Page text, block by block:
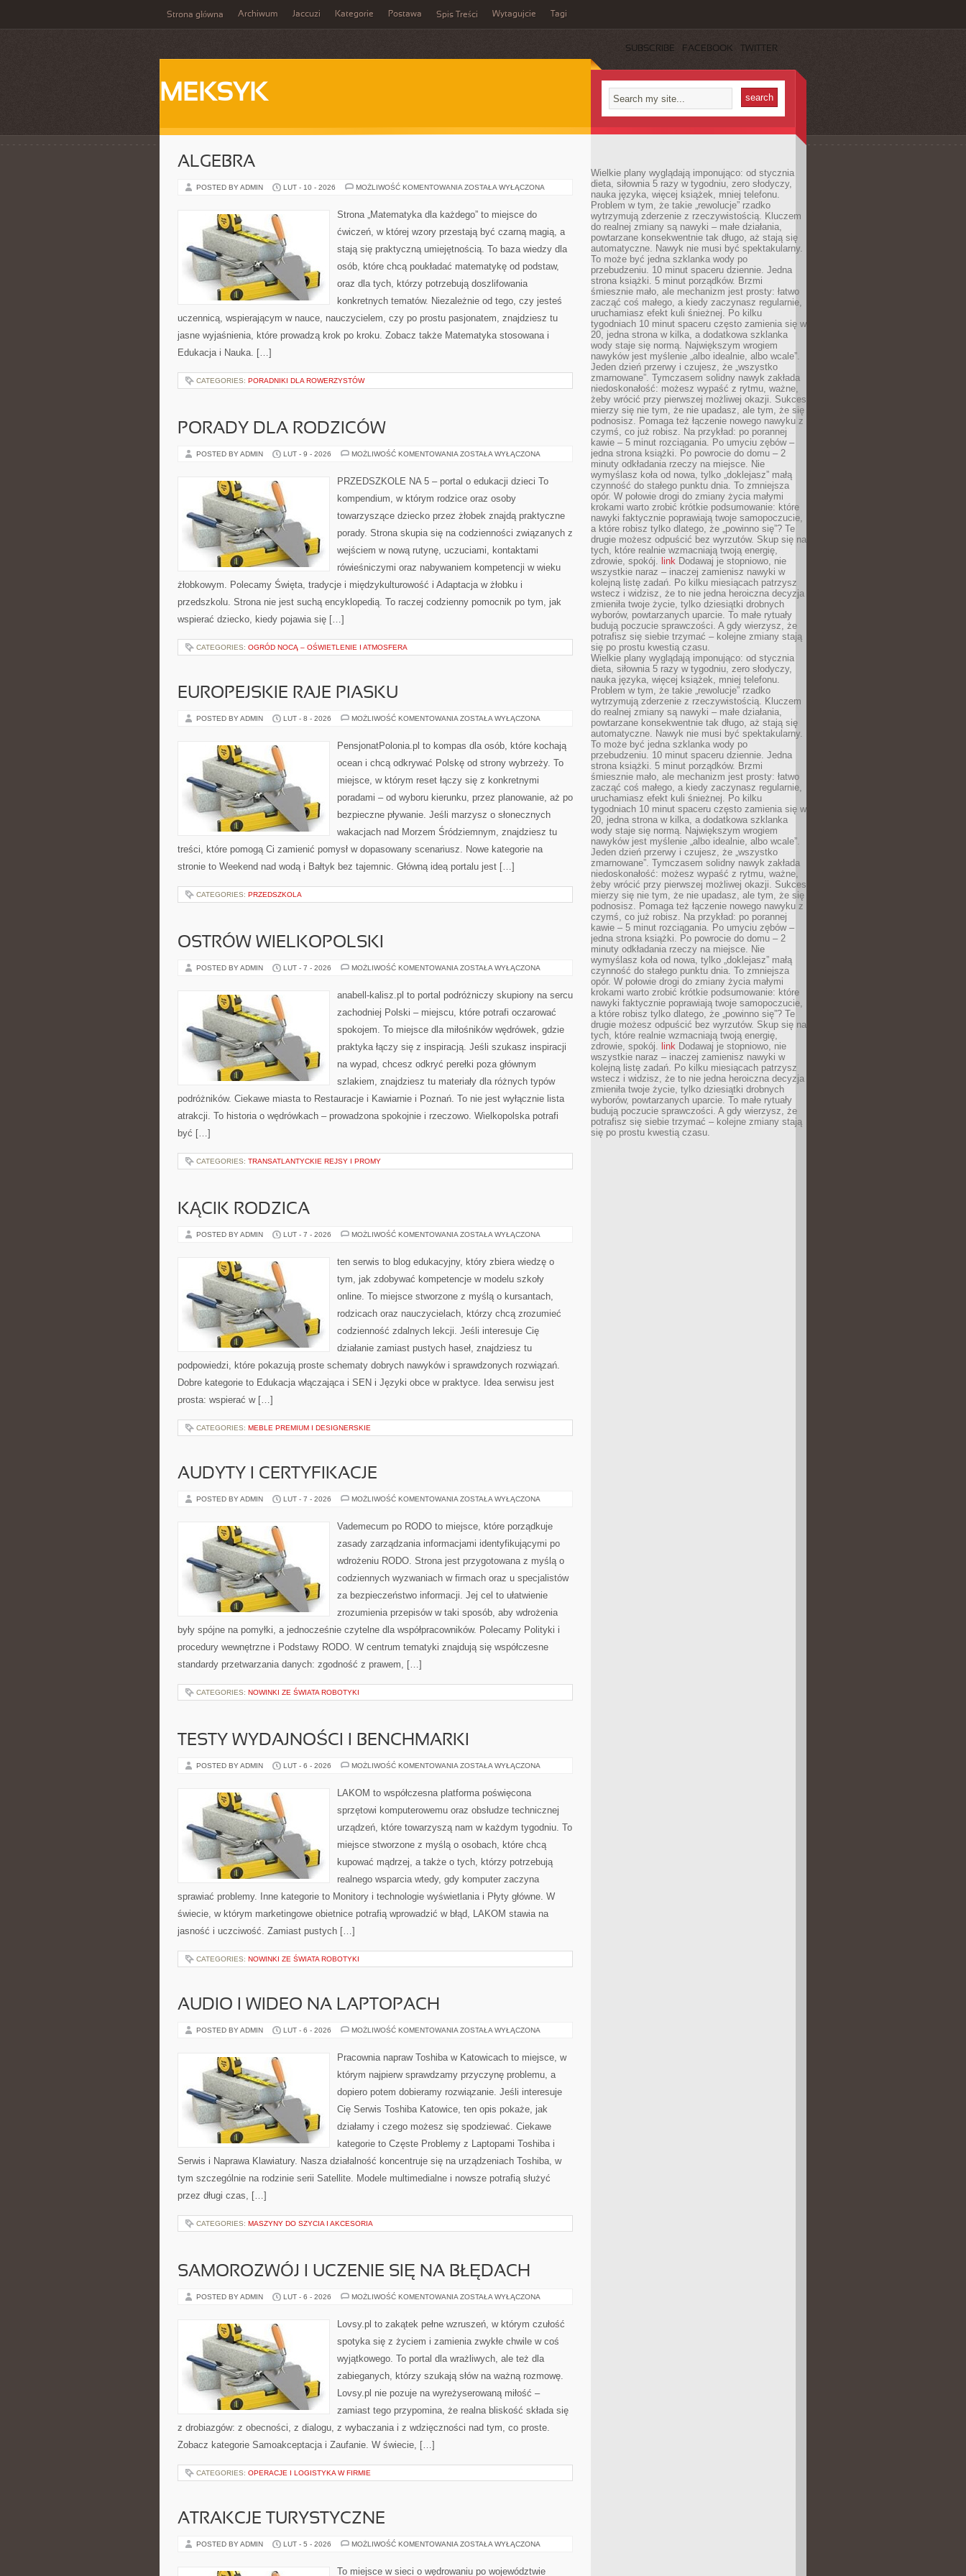
Strona główna Archiwum Jaccuzi Kategorie Postawa Spis Treści Wytagujcie Tagi
SUBSCRIBE FACEBOOK TWITTER
MEKSYK
ALGEBRA
POSTED BY ADMIN LUT - 10 - 2026 MOŻLIWOŚĆ KOMENTOWANIA ALGEBRA
ZOSTAŁA WYŁĄCZONA
Strona „Matematyka dla każdego” to miejsce do
ćwiczeń, w której wzory przestają być czarną magią, a
stają się praktyczną umiejętnością. To baza wiedzy dla
osób, które chcą poukładać matematykę od podstaw,
oraz dla tych, którzy potrzebują doszlifowania
konkretnych tematów. Niezależnie od tego, czy jesteś
uczennicą, wspierającym w nauce, nauczycielem, czy po prostu pasjonatem, znajdziesz tu
jasne wyjaśnienia, które prowadzą krok po kroku. Zobacz także Matematyka stosowana i
Edukacja i Nauka. […]
CATEGORIES: PORADNIKI DLA ROWERZYSTÓW
PORADY DLA RODZICÓW
POSTED BY ADMIN LUT - 9 - 2026 MOŻLIWOŚĆ KOMENTOWANIA PORADY
ZOSTAŁA WYŁĄCZONA
PRZEDSZKOLE NA 5 – portal o edukacji dzieci To
kompendium, w którym rodzice oraz osoby
towarzyszące dziecko przez żłobek znajdą praktyczne
porady. Strona skupia się na codzienności związanych z
wejściem w nową rutynę, uczuciami, kontaktami
rówieśniczymi oraz nabywaniem kompetencji w wieku
żłobkowym. Polecamy Święta, tradycje i międzykulturowość i Adaptacja w żłobku i
przedszkolu. Strona nie jest suchą encyklopedią. To raczej codzienny pomocnik po tym, jak
wspierać dziecko, kiedy pojawia się […]
CATEGORIES: OGRÓD NOCĄ – OŚWIETLENIE I ATMOSFERA
EUROPEJSKIE RAJE PIASKU
POSTED BY ADMIN LUT - 8 - 2026 MOŻLIWOŚĆ KOMENTOWANIA EUROPEJSKIE
ZOSTAŁA WYŁĄCZONA
PensjonatPolonia.pl to kompas dla osób, które kochają
ocean i chcą odkrywać Polskę od strony wybrzeży. To
miejsce, w którym reset łączy się z konkretnymi
poradami – od wyboru kierunku, przez planowanie, aż po
bezpieczne pływanie. Jeśli marzysz o słonecznych
wakacjach nad Morzem Śródziemnym, znajdziesz tu
treści, które pomogą Ci zamienić pomysł w dopasowany scenariusz. Nowe kategorie na
stronie to Weekend nad wodą i Bałtyk bez tajemnic. Główną ideą portalu jest […]
CATEGORIES: PRZEDSZKOLA
OSTRÓW WIELKOPOLSKI
POSTED BY ADMIN LUT - 7 - 2026 MOŻLIWOŚĆ KOMENTOWANIA OSTRÓW
ZOSTAŁA WYŁĄCZONA
anabell-kalisz.pl to portal podróżniczy skupiony na sercu
zachodniej Polski – miejscu, które potrafi oczarować
spokojem. To miejsce dla miłośników wędrówek, gdzie
praktyka łączy się z inspiracją. Jeśli szukasz inspiracji
na wypad, chcesz odkryć perełki poza głównym
szlakiem, znajdziesz tu materiały dla różnych typów
podróżników. Ciekawe miasta to Restauracje i Kawiarnie i Poznań. To nie jest wyłącznie lista
atrakcji. To historia o wędrówkach – prowadzona spokojnie i rzeczowo. Wielkopolska potrafi
być […]
CATEGORIES: TRANSATLANTYCKIE REJSY I PROMY
KĄCIK RODZICA
POSTED BY ADMIN LUT - 7 - 2026 MOŻLIWOŚĆ KOMENTOWANIA KĄCIK
ZOSTAŁA WYŁĄCZONA
ten serwis to blog edukacyjny, który zbiera wiedzę o
tym, jak zdobywać kompetencje w modelu szkoły
online. To miejsce stworzone z myślą o kursantach,
rodzicach oraz nauczycielach, którzy chcą zrozumieć
codzienność zdalnych lekcji. Jeśli interesuje Cię
działanie zamiast pustych haseł, znajdziesz tu
podpowiedzi, które pokazują proste schematy dobrych nawyków i sprawdzonych rozwiązań.
Dobre kategorie to Edukacja włączająca i SEN i Języki obce w praktyce. Idea serwisu jest
prosta: wspierać w […]
CATEGORIES: MEBLE PREMIUM I DESIGNERSKIE
AUDYTY I CERTYFIKACJE
POSTED BY ADMIN LUT - 7 - 2026 MOŻLIWOŚĆ KOMENTOWANIA AUDYTY
ZOSTAŁA WYŁĄCZONA
Vademecum po RODO to miejsce, które porządkuje
zasady zarządzania informacjami identyfikującymi po
wdrożeniu RODO. Strona jest przygotowana z myślą o
codziennych wyzwaniach w firmach oraz u specjalistów
za bezpieczeństwo informacji. Jej cel to ułatwienie
zrozumienia przepisów w taki sposób, aby wdrożenia
były spójne na pomyłki, a jednocześnie czytelne dla współpracowników. Polecamy Polityki i
procedury wewnętrzne i Podstawy RODO. W centrum tematyki znajdują się współczesne
standardy przetwarzania danych: zgodność z prawem, […]
CATEGORIES: NOWINKI ZE ŚWIATA ROBOTYKI
TESTY WYDAJNOŚCI I BENCHMARKI
POSTED BY ADMIN LUT - 6 - 2026 MOŻLIWOŚĆ KOMENTOWANIA TESTY
BENCHMARKI
ZOSTAŁA WYŁĄCZONA
LAKOM to współczesna platforma poświęcona
sprzętowi komputerowemu oraz obsłudze technicznej
urządzeń, które towarzyszą nam w każdym tygodniu. To
miejsce stworzone z myślą o osobach, które chcą
kupować mądrzej, a także o tych, którzy potrzebują
realnego wsparcia wtedy, gdy komputer zaczyna
sprawiać problemy. Inne kategorie to Monitory i technologie wyświetlania i Płyty główne. W
świecie, w którym marketingowe obietnice potrafią wprowadzić w błąd, LAKOM stawia na
jasność i uczciwość. Zamiast pustych […]
CATEGORIES: NOWINKI ZE ŚWIATA ROBOTYKI
AUDIO I WIDEO NA LAPTOPACH
POSTED BY ADMIN LUT - 6 - 2026 MOŻLIWOŚĆ KOMENTOWANIA AUDIO
NA
LAPTOPACH
ZOSTAŁA WYŁĄCZONA
Pracownia napraw Toshiba w Katowicach to miejsce, w
którym najpierw sprawdzamy przyczynę problemu, a
dopiero potem dobieramy rozwiązanie. Jeśli interesuje
Cię Serwis Toshiba Katowice, ten opis pokaże, jak
działamy i czego możesz się spodziewać. Ciekawe
kategorie to Częste Problemy z Laptopami Toshiba i
Serwis i Naprawa Klawiatury. Nasza działalność koncentruje się na urządzeniach Toshiba, w
tym szczególnie na rodzinie serii Satellite. Modele multimedialne i nowsze potrafią służyć
przez długi czas, […]
CATEGORIES: MASZYNY DO SZYCIA I AKCESORIA
SAMOROZWÓJ I UCZENIE SIĘ NA BŁĘDACH
POSTED BY ADMIN LUT - 6 - 2026 MOŻLIWOŚĆ KOMENTOWANIA SAMOROZWÓJ
NA
ZOSTAŁA WYŁĄCZONA
Lovsy.pl to zakątek pełne wzruszeń, w którym czułość
spotyka się z życiem i zamienia zwykłe chwile w coś
wyjątkowego. To portal dla wrażliwych, ale też dla
zabieganych, którzy szukają słów na ważną rozmowę.
Lovsy.pl nie pozuje na wyreżyserowaną miłość –
zamiast tego przypomina, że realna bliskość składa się
z drobiazgów: z obecności, z dialogu, z wybaczania i z wdzięczności nad tym, co proste.
Zobacz kategorie Samoakceptacja i Zaufanie. W świecie, […]
CATEGORIES: OPERACJE I LOGISTYKA W FIRMIE
ATRAKCJE TURYSTYCZNE
POSTED BY ADMIN LUT - 5 - 2026 MOŻLIWOŚĆ KOMENTOWANIA ATRAKCJE
ZOSTAŁA WYŁĄCZONA
To miejsce w sieci o wędrowaniu po województwie
Wielkie plany wyglądają imponująco: od stycznia
dieta, siłownia 5 razy w tygodniu, zero słodyczy,
nauka języka, więcej książek, mniej telefonu.
Problem w tym, że takie „rewolucje” rzadko
wytrzymują zderzenie z rzeczywistością. Kluczem
do realnej zmiany są nawyki – małe działania,
powtarzane konsekwentnie tak długo, aż stają się
automatyczne. Nawyk nie musi być spektakularny.
To może być jedna szklanka wody po
przebudzeniu. 10 minut spaceru dziennie. Jedna
strona książki. 5 minut porządków. Brzmi
śmiesznie mało, ale mechanizm jest prosty: łatwo
zacząć coś małego, a kiedy zaczynasz regularnie,
uruchamiasz efekt kuli śnieżnej. Po kilku
tygodniach 10 minut spaceru często zamienia się w
20, jedna strona w kilka, a dodatkowa szklanka
wody staje się normą. Największym wrogiem
nawyków jest myślenie „albo idealnie, albo wcale”.
Jeden dzień przerwy i czujesz, że „wszystko
zmarnowane”. Tymczasem solidny nawyk zakłada
niedoskonałość: możesz wypaść z rytmu, ważne,
żeby wrócić przy pierwszej możliwej okazji. Sukces
mierzy się nie tym, że nie upadasz, ale tym, że się
podnosisz. Pomaga też łączenie nowego nawyku z
czymś, co już robisz. Na przykład: po porannej
kawie – 5 minut rozciągania. Po umyciu zębów –
jedna strona książki. Po powrocie do domu – 2
minuty odkładania rzeczy na miejsce. Nie
wymyślasz koła od nowa, tylko „doklejasz” małą
czynność do stałego punktu dnia. To zmniejsza
opór. W połowie drogi do zmiany życia małymi
krokami warto zrobić krótkie podsumowanie: które
nawyki faktycznie poprawiają twoje samopoczucie,
a które robisz tylko dlatego, że „powinno się”? Te
drugie możesz odpuścić bez wyrzutów. Skup się na
tych, które realnie wzmacniają twoją energię,
zdrowie, spokój. link Dodawaj je stopniowo, nie
wszystkie naraz – inaczej zamienisz nawyki w
kolejną listę zadań. Po kilku miesiącach patrzysz
wstecz i widzisz, że to nie jedna heroiczna decyzja
zmieniła twoje życie, tylko dziesiątki drobnych
wyborów, powtarzanych uparcie. To małe rytuały
budują poczucie sprawczości. A gdy wierzysz, że
potrafisz się siebie trzymać – kolejne zmiany stają
się po prostu kwestią czasu.
Wielkie plany wyglądają imponująco: od stycznia
dieta, siłownia 5 razy w tygodniu, zero słodyczy,
nauka języka, więcej książek, mniej telefonu.
Problem w tym, że takie „rewolucje” rzadko
wytrzymują zderzenie z rzeczywistością. Kluczem
do realnej zmiany są nawyki – małe działania,
powtarzane konsekwentnie tak długo, aż stają się
automatyczne. Nawyk nie musi być spektakularny.
To może być jedna szklanka wody po
przebudzeniu. 10 minut spaceru dziennie. Jedna
strona książki. 5 minut porządków. Brzmi
śmiesznie mało, ale mechanizm jest prosty: łatwo
zacząć coś małego, a kiedy zaczynasz regularnie,
uruchamiasz efekt kuli śnieżnej. Po kilku
tygodniach 10 minut spaceru często zamienia się w
20, jedna strona w kilka, a dodatkowa szklanka
wody staje się normą. Największym wrogiem
nawyków jest myślenie „albo idealnie, albo wcale”.
Jeden dzień przerwy i czujesz, że „wszystko
zmarnowane”. Tymczasem solidny nawyk zakłada
niedoskonałość: możesz wypaść z rytmu, ważne,
żeby wrócić przy pierwszej możliwej okazji. Sukces
mierzy się nie tym, że nie upadasz, ale tym, że się
podnosisz. Pomaga też łączenie nowego nawyku z
czymś, co już robisz. Na przykład: po porannej
kawie – 5 minut rozciągania. Po umyciu zębów –
jedna strona książki. Po powrocie do domu – 2
minuty odkładania rzeczy na miejsce. Nie
wymyślasz koła od nowa, tylko „doklejasz” małą
czynność do stałego punktu dnia. To zmniejsza
opór. W połowie drogi do zmiany życia małymi
krokami warto zrobić krótkie podsumowanie: które
nawyki faktycznie poprawiają twoje samopoczucie,
a które robisz tylko dlatego, że „powinno się”? Te
drugie możesz odpuścić bez wyrzutów. Skup się na
tych, które realnie wzmacniają twoją energię,
zdrowie, spokój. link Dodawaj je stopniowo, nie
wszystkie naraz – inaczej zamienisz nawyki w
kolejną listę zadań. Po kilku miesiącach patrzysz
wstecz i widzisz, że to nie jedna heroiczna decyzja
zmieniła twoje życie, tylko dziesiątki drobnych
wyborów, powtarzanych uparcie. To małe rytuały
budują poczucie sprawczości. A gdy wierzysz, że
potrafisz się siebie trzymać – kolejne zmiany stają
się po prostu kwestią czasu.